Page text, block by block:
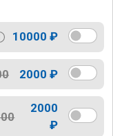
10000 ₽
2000 ₽
2000
₽